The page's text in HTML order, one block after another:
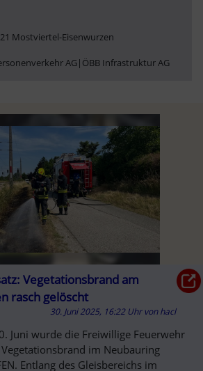
Mostviertel-Eisenwurzen
AG| ÖBB Infrastruktur AG
Vegetationsbrand am
rasch gelöscht
30. Juni 2025, 16:22 Uhr vonhacl
Juni wurde die Freiwillige Feuerwehr
im Neubauring
Entlang des Gleisbereichs im